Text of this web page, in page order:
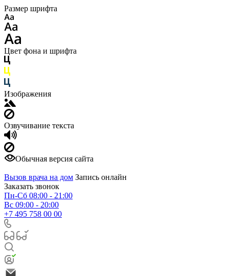
Размер шрифта
Цвет фона и шрифта
Изображения
Озвучивание текста
Обычная версия сайта
Вызов врача на дом Запись онлайн
Заказать звонок
Пн-Сб 08:00 - 21:00
Вс 09:00 - 20:00
+7 495 758 00 00